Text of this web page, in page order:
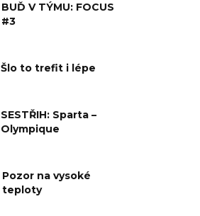
BUĎ V TÝMU: FOCUS
#3
Šlo to trefit i lépe
SESTŘIH: Sparta –
Olympique
Pozor na vysoké
teploty